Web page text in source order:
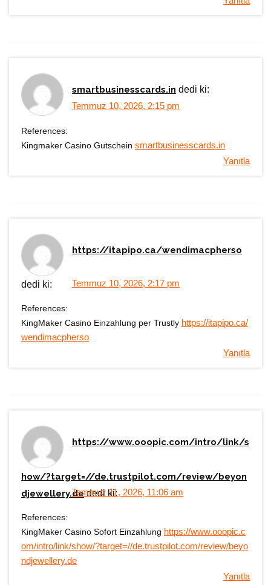
smartbusinesscards.in dedi ki:
Temmuz 10, 2026, 2:15 pm
References:
Kingmaker Casino Gutschein smartbusinesscards.in
Yanıtla
https://itapipo.ca/wendimacpherso
dedi ki: Temmuz 10, 2026, 2:17 pm
References:
KingMaker Casino Einzahlung per Trustly https://itapipo.ca/
wendimacpherso
Yanıtla
https://www.ooopic.com/intro/link/s
how/?target=//de.trustpilot.com/review/beyon
djewellery.de dedi ki:
Temmuz 11, 2026, 11:06 am
References:
KingMaker Casino Sofort Einzahlung https://www.ooopic.c
om/intro/link/show/?target=//de.trustpilot.com/review/beyo
ndjewellery.de
Yanıtla